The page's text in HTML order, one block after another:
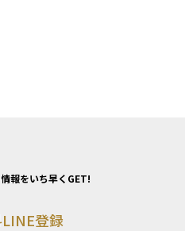
報をいち早くGET!
登録